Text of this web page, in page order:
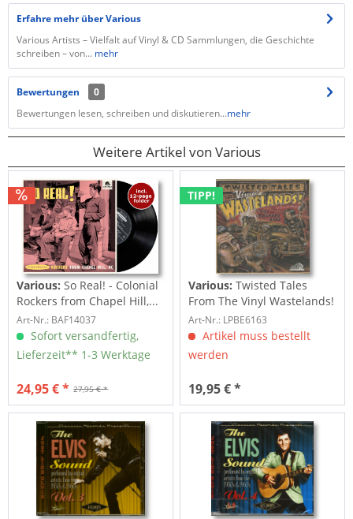
Erfahre mehr über Various
Various Artists – Vielfalt auf Vinyl & CD Sammlungen, die Geschichte
schreiben – von... mehr
Bewertungen
0
Bewertungen lesen, schreiben und diskutieren...mehr
Weitere Artikel von Various
Various: So Real! - Colonial
Rockers from Chapel Hill,...
Art-Nr.: BAF14037
Sofort versandfertig,
Lieferzeit** 1-3 Werktage
27,95 € *
24,95 € *
TIPP!
Various: Twisted Tales
From The Vinyl Wastelands!
Vol.5...
Art-Nr.: LPBE6163
Artikel muss bestellt
werden
19,95 € *